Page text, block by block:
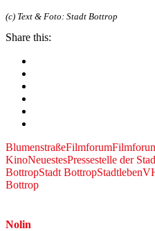
(c) Text & Foto: Stadt Bottrop
Share this:
BlumenstraßeFilmforum
KinoNeuestesPressestelle der
BottropStadt BottropStadtleben
Bottrop
Nolin